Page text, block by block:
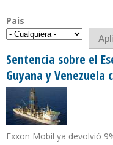
Pais
Sentencia sobre el
Guyana y
Exxon Mobil ya devolvió